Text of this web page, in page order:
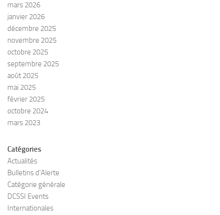
mars 2026
janvier 2026
décembre 2025
novembre 2025
octobre 2025
septembre 2025
août 2025
mai 2025
février 2025
octobre 2024
mars 2023
Catégories
Actualités
Bulletins d'Alerte
Catégorie générale
DCSSI Events
Internationales